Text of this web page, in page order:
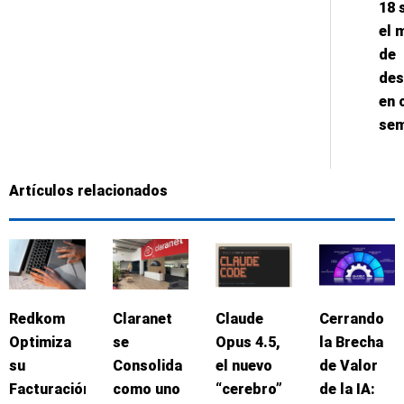
18
el
de
en
Artículos relacionados
Redkom
Optimiza
su
Facturación
Claranet
se
Consolida
como uno
Claude
Opus 4.5,
el nuevo
“cerebro”
Cerrando
la Brecha
de Valor
de la IA: